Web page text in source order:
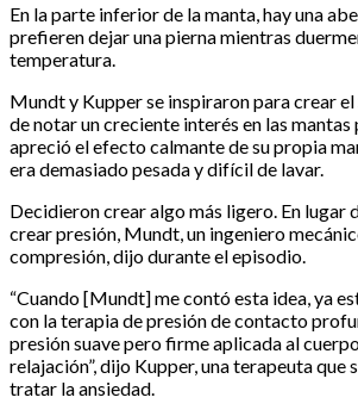
En la parte inferior de la manta, hay una
prefieren dejar una pierna mientras
temperatura.
Mundt y Kupper se inspiraron para crear el
de notar un creciente interés en las mantas
apreció el efecto calmante de su propia
era demasiado pesada y difícil de lavar.
Decidieron crear algo más ligero. En lugar
crear presión, Mundt, un ingeniero
compresión, dijo durante el episodio.
“Cuando [Mundt] me contó esta idea, ya
con la terapia de presión de contacto
presión suave pero firme aplicada al
relajación”, dijo Kupper, una terapeuta que
tratar la ansiedad.